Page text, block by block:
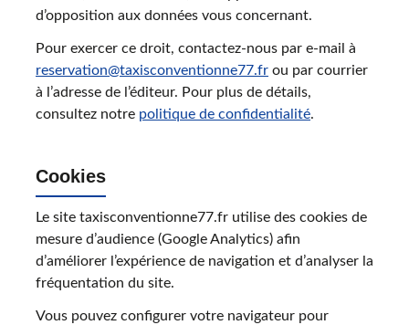
d’opposition aux données vous concernant.
Pour exercer ce droit, contactez-nous par e-mail à
reservation@taxisconventionne77.fr ou par courrier
à l’adresse de l’éditeur. Pour plus de détails,
consultez notre politique de confidentialité.
Cookies
Le site taxisconventionne77.fr utilise des cookies de
mesure d’audience (Google Analytics) afin
d’améliorer l’expérience de navigation et d’analyser la
fréquentation du site.
Vous pouvez configurer votre navigateur pour